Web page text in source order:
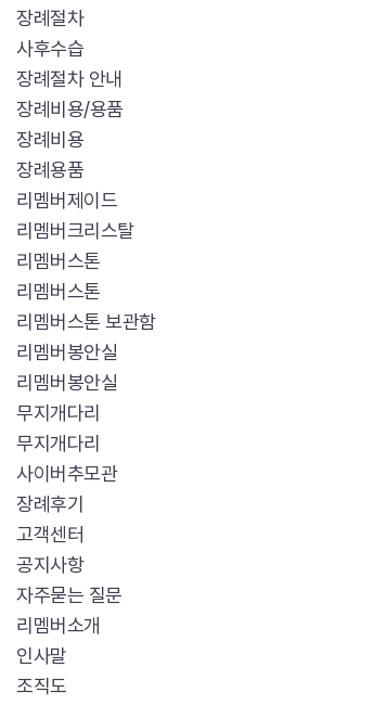
장례절차
사후수습
장례절차 안내
장례비용/용품
장례비용
장례용품
리멤버제이드
리멤버크리스탈
리멤버스톤
리멤버스톤
리멤버스톤 보관함
리멤버봉안실
리멤버봉안실
무지개다리
무지개다리
사이버추모관
장례후기
고객센터
공지사항
자주묻는 질문
리멤버소개
인사말
조직도